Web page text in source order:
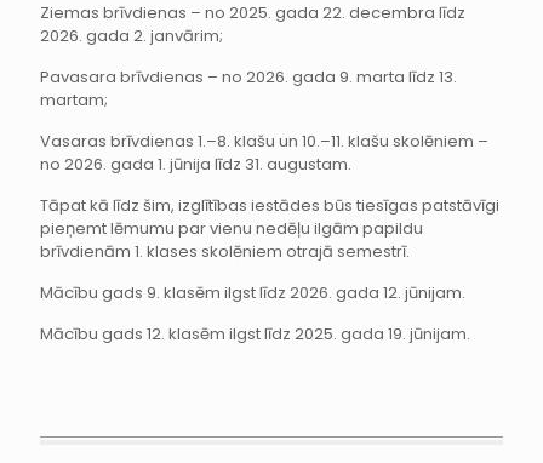
Ziemas brīvdienas – no 2025. gada 22. decembra līdz
2026. gada 2. janvārim;
Pavasara brīvdienas – no 2026. gada 9. marta līdz 13.
martam;
Vasaras brīvdienas 1.–8. klašu un 10.–11. klašu skolēniem –
no 2026. gada 1. jūnija līdz 31. augustam.
Tāpat kā līdz šim, izglītības iestādes būs tiesīgas patstāvīgi
pieņemt lēmumu par vienu nedēļu ilgām papildu
brīvdienām 1. klases skolēniem otrajā semestrī.
Mācību gads 9. klasēm ilgst līdz 2026. gada 12. jūnijam.
Mācību gads 12. klasēm ilgst līdz 2025. gada 19. jūnijam.